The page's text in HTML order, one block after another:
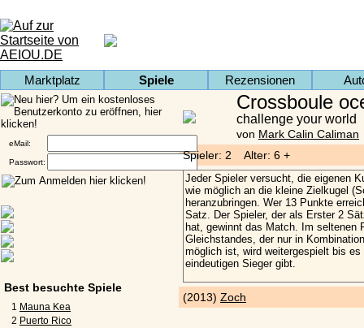
Marktplatz Spiele Rezensionen
eMail:
Passwort:
Best besuchte Spiele
1 Mauna Kea
2 Puerto Rico
Crossboule
challenge your world
von Mark Calin Caliman
Spieler: 2 Alter: 6 +
(2013) Zoch